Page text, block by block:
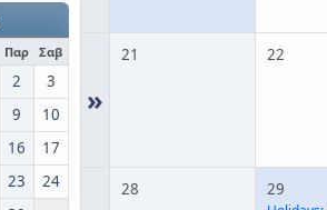
Παρ Σαβ
2
3
9
10
16
17
23
24
»
21 22
28 29